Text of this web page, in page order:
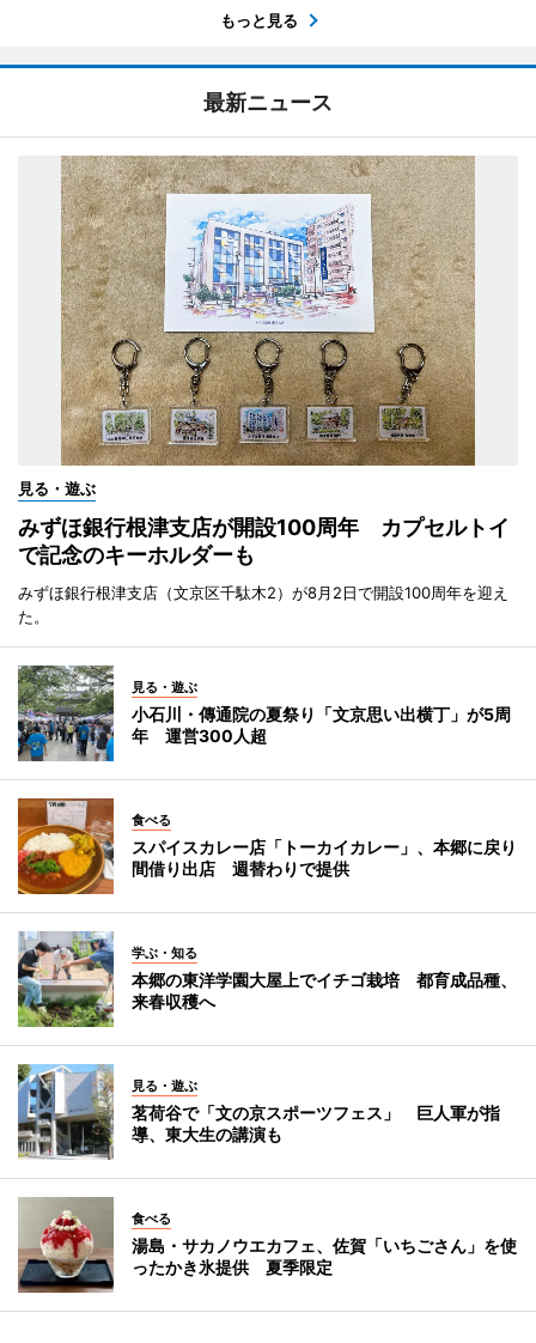
もっと見る
最新ニュース
見る・遊ぶ
みずほ銀行根津支店が開設100周年 カプセルトイ
で記念のキーホルダーも
みずほ銀行根津支店（文京区千駄木2）が8月2日で開設100周年を迎え
た。
見る・遊ぶ
小石川・傳通院の夏祭り「文京思い出横丁」が5周
年 運営300人超
食べる
スパイスカレー店「トーカイカレー」、本郷に戻り
間借り出店 週替わりで提供
学ぶ・知る
本郷の東洋学園大屋上でイチゴ栽培 都育成品種、
来春収穫へ
見る・遊ぶ
茗荷谷で「文の京スポーツフェス」 巨人軍が指
導、東大生の講演も
食べる
湯島・サカノウエカフェ、佐賀「いちごさん」を使
ったかき氷提供 夏季限定